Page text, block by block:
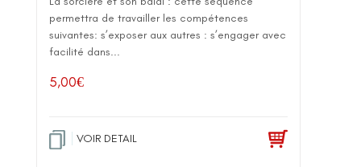
permettra de travailler les compétences
suivantes: s’exposer aux autres : s’engager avec
facilité dans...
5,00€
VOIR DETAIL